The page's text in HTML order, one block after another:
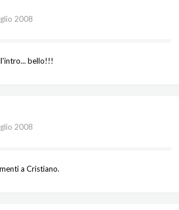
2008
bello!!!
2008
a Cristiano.